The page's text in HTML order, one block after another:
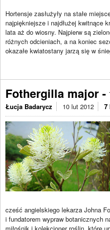
Hortensje zasłużyły na stałe
najpiękniejsze i najdłużej kwitnące
lata aż do wiosny. Najpierw są
różnych odcieniach, a na koniec
okazałe kwiatostany jarzą się w
Fothergilla major
Łucja Badarycz 10 lut 2012 7
cześć angielskiego lekarza Johna
i fundatorem wypraw botanicznych